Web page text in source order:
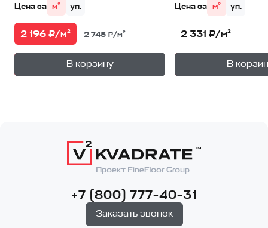
Цена за м² уп.
2 196 ₽/м² 2 745 ₽/м²
В корзину
1уп.
Цена за м² уп.
2 331 ₽/м²
В 1
+7 (800) 777-40-31
Заказать звонок